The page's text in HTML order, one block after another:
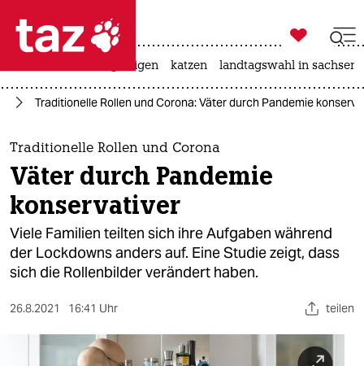
 taz zahl ich
taz zahl ich
themen
politik
öko
gesellschaft
sport

taz zahl ich
bergsteigen katzen landtagswahl in
Traditionelle Rollen und Corona: Väter durch Pandemie
Traditionelle Rollen und Corona
Väter durch Pandemie
konservativer
Viele Familien teilten sich ihre Aufgaben während
der Lockdowns anders auf. Eine Studie zeigt, dass
sich die Rollenbilder verändert haben.
26.8.2021 16:41 Uhr teilen